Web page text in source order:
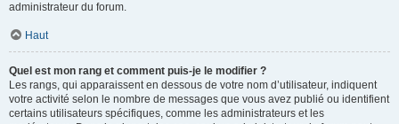
administrateur du forum.
Haut
Quel est mon rang et comment puis-je le modifier ?
Les rangs, qui apparaissent en dessous de votre nom d’utilisateur, indiquent
votre activité selon le nombre de messages que vous avez publié ou identifient
certains utilisateurs spécifiques, comme les administrateurs et les